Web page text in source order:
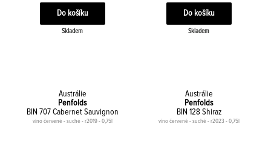
Skladem Skladem
Austrálie
Penfolds
BIN 707 Cabernet Sauvignon
víno červené - suché - r2019 - 0,75l
Austrálie
Penfolds
BIN 128 Shiraz
víno červené - suché - r2023 - 0,75l